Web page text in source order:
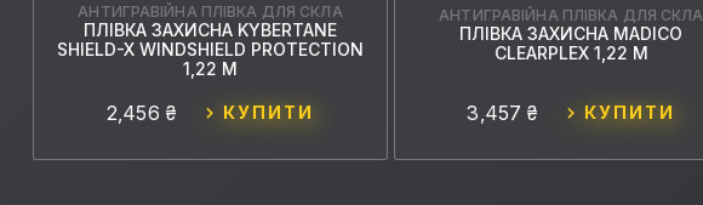
АНТИГРАВІЙНА ПЛІВКА ДЛЯ СКЛА
ПЛІВКА ЗАХИСНА KYBERTANE
SHIELD-X WINDSHIELD PROTECTION
1,22 М
2,456 ₴ КУПИТИ
АНТИГРАВІЙНА ПЛІВКА ДЛЯ СКЛА
ПЛІВКА ЗАХИСНА MADICO
CLEARPLEX 1,22 М
3,457 ₴ КУПИТИ